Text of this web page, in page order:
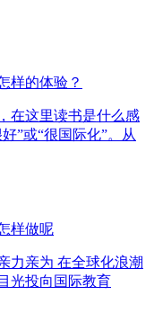
样的体验？
在这里读书是什么感
”或“很国际化”。从
样做呢
力亲为 在全球化浪潮
光投向国际教育